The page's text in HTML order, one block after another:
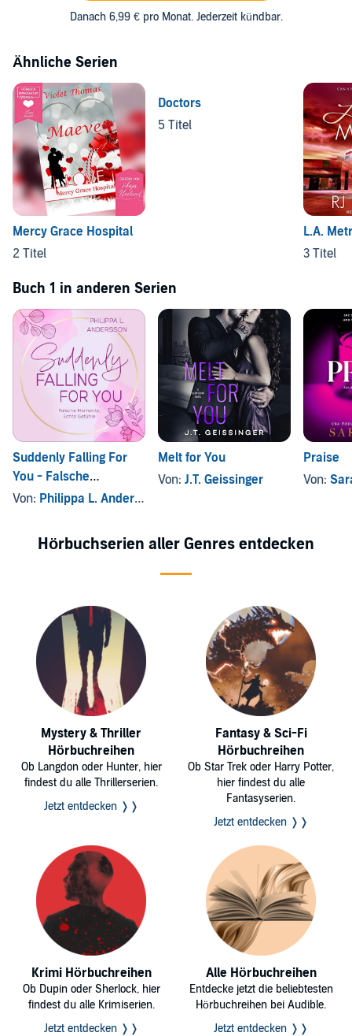
Danach 6,99 € pro Monat. Jederzeit kündbar.
Ähnliche Serien
Mercy Grace Hospital
2 Titel
Doctors
5 Titel
L.A.
3 Titel
Buch 1 in anderen Serien
Suddenly Falling For
You - Falsche
Momente, Echte
Von: Philippa L. Andersson
Melt for You
Von: J.T. Geissinger
Praise
Von:
Hörbuchserien aller Genres entdecken
Mystery & Thriller
Hörbuchreihen
Ob Langdon oder Hunter, hier
findest du alle Thrillerserien.
Jetzt entdecken ❭❭
Fantasy & Sci-Fi
Hörbuchreihen
Ob Star Trek oder Harry Potter,
hier findest du alle
Fantasyserien.
Jetzt entdecken ❭❭
Krimi Hörbuchreihen
Ob Dupin oder Sherlock, hier
findest du alle Krimiserien.
Jetzt entdecken ❭❭
Alle Hörbuchreihen
Entdecke jetzt die beliebtesten
Hörbuchreihen bei Audible.
Jetzt entdecken ❭❭